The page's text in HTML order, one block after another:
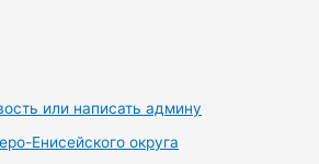
или написать админу
Енисейского округа